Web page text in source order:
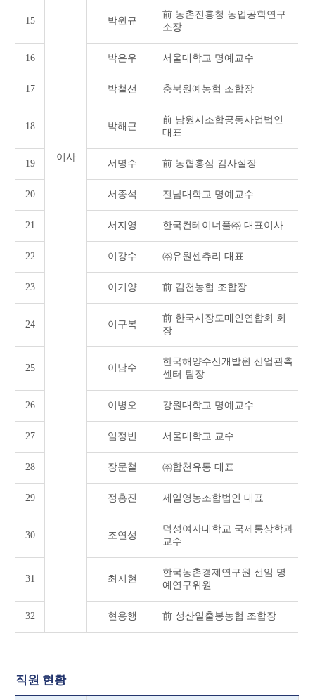
이사
15 박원규
前 농촌진흥청 농업공학연구
소장
16 박은우 서울대학교 명예교수
17 박철선 충북원예농협 조합장
18 박해근
前 남원시조합공동사업법인
대표
19 서명수 前 농협홍삼 감사실장
20 서종석 전남대학교 명예교수
21 서지영 한국컨테이너풀㈜ 대표이사
22 이강수 ㈜유원센츄리 대표
23 이기양 前 김천농협 조합장
24 이구복
前 한국시장도매인연합회 회
장
25 이남수
한국해양수산개발원 산업관측
센터 팀장
26 이병오 강원대학교 명예교수
27 임정빈 서울대학교 교수
28 장문철 ㈜합천유통 대표
29 정홍진 제일영농조합법인 대표
30 조연성
덕성여자대학교 국제통상학과
교수
31 최지현
한국농촌경제연구원 선임 명
예연구위원
32 현용행 前 성산일출봉농협 조합장
직원 현황